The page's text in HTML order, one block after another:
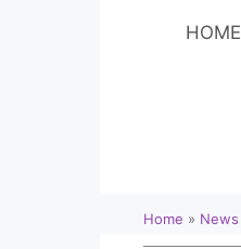
HOME
Home » News